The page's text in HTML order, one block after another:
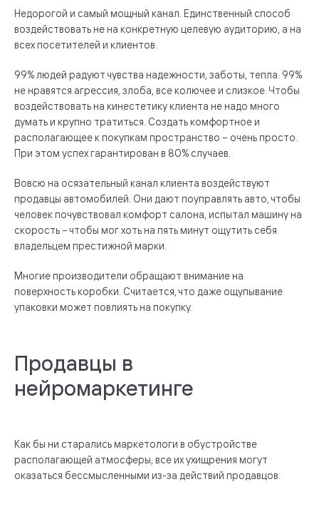
Недорогой и самый мощный канал. Единственный способ
воздействовать не на конкретную целевую аудиторию, а на
всех посетителей и клиентов.
99% людей радуют чувства надежности, заботы, тепла. 99%
не нравятся агрессия, злоба, все колючее и слизкое. Чтобы
воздействовать на кинестетику клиента не надо много
думать и крупно тратиться. Создать комфортное и
располагающее к покупкам пространство – очень просто.
При этом успех гарантирован в 80% случаев.
Вовсю на осязательный канал клиента воздействуют
продавцы автомобилей. Они дают поуправлять авто, чтобы
человек почувствовал комфорт салона, испытал машину на
скорость – чтобы мог хоть на пять минут ощутить себя
владельцем престижной марки.
Многие производители обращают внимание на
поверхность коробки. Считается, что даже ощупывание
упаковки может повлиять на покупку.
Продавцы в
нейромаркетинге
Как бы ни старались маркетологи в обустройстве
располагающей атмосферы, все их ухищрения могут
оказаться бессмысленными из-за действий продавцов.